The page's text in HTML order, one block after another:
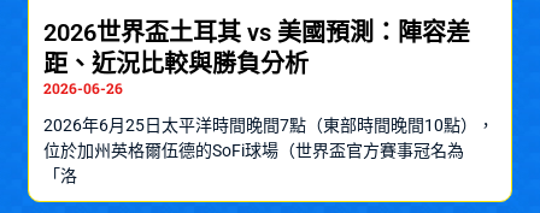
2026世界盃土耳其 vs 美國預測：陣容差
距、近況比較與勝負分析
2026-06-26
2026年6月25日太平洋時間晚間7點（東部時間晚間10點），
位於加州英格爾伍德的SoFi球場（世界盃官方賽事冠名為
「洛